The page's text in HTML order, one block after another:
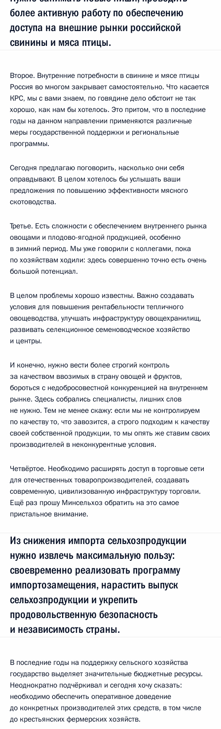
более активную работу по обеспечению
доступа на внешние рынки российской
свинины и мяса птицы.
Второе. Внутренние потребности в свинине и мясе птицы
Россия во многом закрывает самостоятельно. Что касается
КРС, мы с вами знаем, по говядине дело обстоит не так
хорошо, как нам бы хотелось. Это притом, что в последние
годы на данном направлении применяются различные
меры государственной поддержки и региональные
программы.
Сегодня предлагаю поговорить, насколько они себя
оправдывают. В целом хотелось бы услышать ваши
предложения по повышению эффективности мясного
скотоводства.
Третье. Есть сложности с обеспечением внутреннего рынка
овощами и плодово-ягодной продукцией, особенно
в зимний период. Мы уже говорили с коллегами, пока
по хозяйствам ходили: здесь совершенно точно есть очень
большой потенциал.
В целом проблемы хорошо известны. Важно создавать
условия для повышения рентабельности тепличного
овощеводства, улучшать инфраструктуру овощехранилищ,
развивать селекционное семеноводческое хозяйство
и центры.
И конечно, нужно вести более строгий контроль
за качеством ввозимых в страну овощей и фруктов,
бороться с недобросовестной конкуренцией на внутреннем
рынке. Здесь собрались специалисты, лишних слов
не нужно. Тем не менее скажу: если мы не контролируем
по качеству то, что завозится, а строго подходим к качеству
своей собственной продукции, то мы опять же ставим своих
производителей в неконкурентные условия.
Четвёртое. Необходимо расширять доступ в торговые сети
для отечественных товаропроизводителей, создавать
современную, цивилизованную инфраструктуру торговли.
Ещё раз прошу Минсельхоз обратить на это самое
пристальное внимание.
Из снижения импорта сельхозпродукции
нужно извлечь максимальную пользу:
своевременно реализовать программу
импортозамещения, нарастить выпуск
сельхозпродукции и укрепить
продовольственную безопасность
и независимость страны.
В последние годы на поддержку сельского хозяйства
государство выделяет значительные бюджетные ресурсы.
Неоднократно подчёркивал и сегодня хочу сказать:
необходимо обеспечить оперативное доведение
до конкретных производителей этих средств, в том числе
до крестьянских фермерских хозяйств.